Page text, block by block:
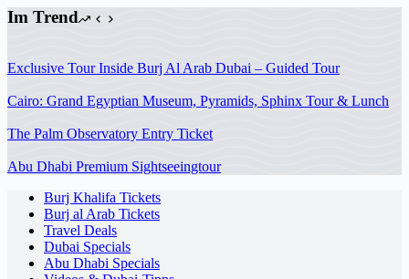
Im Trend
Exclusive Tour Inside Burj Al Arab Dubai – Guided Tour
Cairo: Grand Egyptian Museum, Pyramids, Sphinx Tour & Lunch
The Palm Observatory Entry Ticket
Abu Dhabi Premium Sightseeingtour
Burj Khalifa Tickets
Burj al Arab Tickets
Travel Deals
Dubai Specials
Abu Dhabi Specials